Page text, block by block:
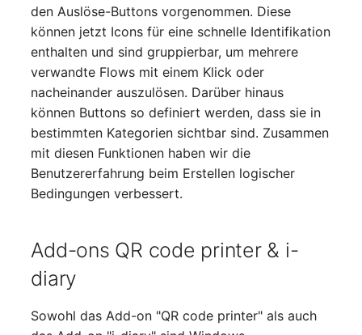
Changelogs 1.9.x
Changelogs 1.8.x
Changelogs 1.7.x
Changelogs 1.6.x
Changelogs 1.5.x
versionen
Datensicherung
(zugewiesene Objekte)
DBMS Information
DHCP
Dienste
E-Mail-Adressen
FC-Port
Layer-3-Netz
Leerrohr
Leitungsnetz
Lizenzen
Middleware
Monitor
den Auslöse-Buttons vorgenommen. Diese
können jetzt Icons für eine schnelle Identifikation
enthalten und sind gruppierbar, um mehrere
verwandte Flows mit einem Klick oder
nacheinander auszulösen. Darüber hinaus
können Buttons so definiert werden, dass sie in
bestimmten Kategorien sichtbar sind. Zusammen
mit diesen Funktionen haben wir die
Benutzererfahrung beim Erstellen logischer
Bedingungen verbessert.
Add-ons QR code printer & i-
diary
Sowohl das Add-on "QR code printer" als auch